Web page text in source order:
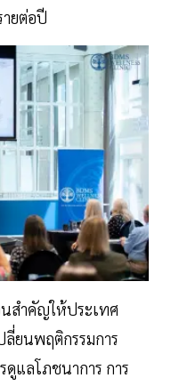
ายต่อปี
สำคัญให้ประเทศ
ลี่ยนพฤติกรรมการ
ดูแลโภชนาการ การ